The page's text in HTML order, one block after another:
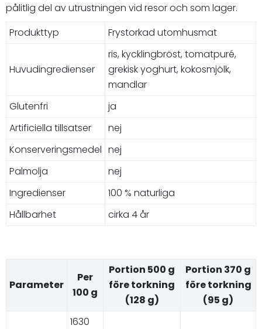
pålitlig del av utrustningen vid resor och som lager.
Produkttyp
Frystorkad utomhusmat
Huvudingredienser
ris, kycklingbröst, tomatpuré,
grekisk yoghurt, kokosmjölk,
mandlar
Glutenfri
ja
Artificiella tillsatser
nej
Konserveringsmedel nej
Palmolja
nej
Ingredienser
100 % naturliga
Hållbarhet
cirka 4 år
Parameter
Per
100 g
Portion 500 g
före torkning
(128 g)
Portion 370 g
före torkning
(95 g)
1630